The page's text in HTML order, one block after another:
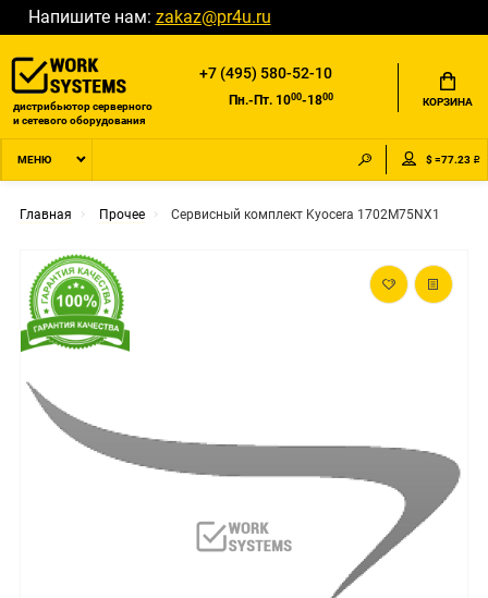
Напишите нам: zakaz@pr4u.ru
дистрибьютор серверного
и сетевого оборудования
+7 (495) 580-52-10
Пн.-Пт. 1000-1800 КОРЗИНА
МЕНЮ $ =77.23 ₽
Главная Прочее Сервисный комплект Kyocera 1702M75NX1